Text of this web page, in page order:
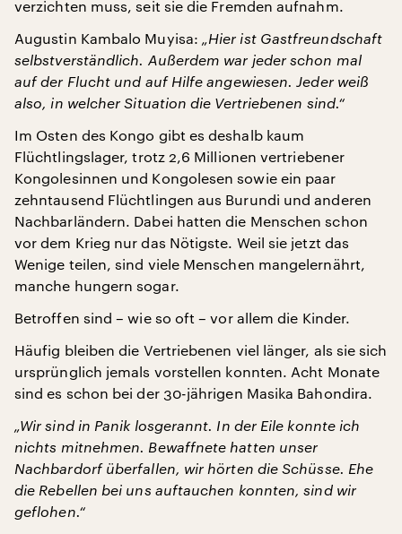
verzichten muss, seit sie die Fremden aufnahm.
Augustin Kambalo Muyisa: „Hier ist Gastfreundschaft
selbstverständlich. Außerdem war jeder schon mal
auf der Flucht und auf Hilfe angewiesen. Jeder weiß
also, in welcher Situation die Vertriebenen sind.“
Im Osten des Kongo gibt es deshalb kaum
Flüchtlingslager, trotz 2,6 Millionen vertriebener
Kongolesinnen und Kongolesen sowie ein paar
zehntausend Flüchtlingen aus Burundi und anderen
Nachbarländern. Dabei hatten die Menschen schon
vor dem Krieg nur das Nötigste. Weil sie jetzt das
Wenige teilen, sind viele Menschen mangelernährt,
manche hungern sogar.
Betroffen sind – wie so oft – vor allem die Kinder.
Häufig bleiben die Vertriebenen viel länger, als sie sich
ursprünglich jemals vorstellen konnten. Acht Monate
sind es schon bei der 30-jährigen Masika Bahondira.
„Wir sind in Panik losgerannt. In der Eile konnte ich
nichts mitnehmen. Bewaffnete hatten unser
Nachbardorf überfallen, wir hörten die Schüsse. Ehe
die Rebellen bei uns auftauchen konnten, sind wir
geflohen.“